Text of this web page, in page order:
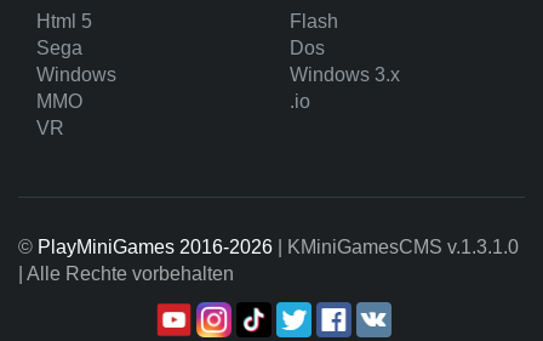
Html 5
Flash
Sega
Dos
Windows
Windows 3.x
MMO
.io
VR
© PlayMiniGames 2016-2026 | KMiniGamesCMS v.1.3.1.0
| Alle Rechte vorbehalten